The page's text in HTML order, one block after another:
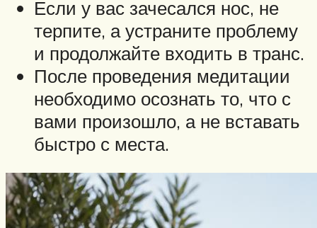
Если у вас зачесался нос, не
терпите, а устраните проблему
и продолжайте входить в транс.
После проведения медитации
необходимо осознать то, что с
вами произошло, а не вставать
быстро с места.